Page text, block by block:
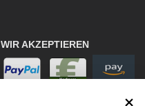
WIR AKZEPTIEREN